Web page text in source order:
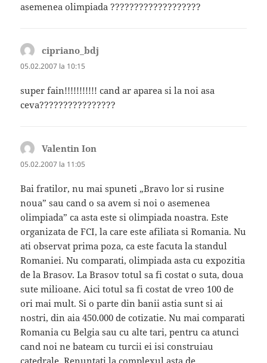
asemenea olimpiada ???????????????????
cipriano_bdj
05.02.2007 la 10:15
super fain!!!!!!!!!!! cand ar aparea si la noi asa
ceva????????????????
Valentin Ion
05.02.2007 la 11:05
Bai fratilor, nu mai spuneti „Bravo lor si rusine
noua” sau cand o sa avem si noi o asemenea
olimpiada” ca asta este si olimpiada noastra. Este
organizata de FCI, la care este afiliata si Romania. Nu
ati observat prima poza, ca este facuta la standul
Romaniei. Nu comparati, olimpiada asta cu expozitia
de la Brasov. La Brasov totul sa fi costat o suta, doua
sute milioane. Aici totul sa fi costat de vreo 100 de
ori mai mult. Si o parte din banii astia sunt si ai
nostri, din aia 450.000 de cotizatie. Nu mai comparati
Romania cu Belgia sau cu alte tari, pentru ca atunci
cand noi ne bateam cu turcii ei isi construiau